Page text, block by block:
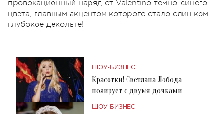
провокационный наряд от Valentino темно-синего
цвета, главным акцентом которого стало слишком
глубокое декольте!
ШОУ-БИЗНЕС
Красотки! Светлана Лобода
позирует с двумя дочками
ШОУ-БИЗНЕС